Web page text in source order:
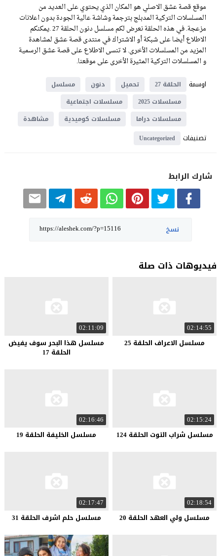
موقع قصة عشق الاصلي هو المكان الذي يحتوي على العديد من
المسلسلات التركية المدبلج بترجمة وشاشة عالية الجودة بدون اعلانات
مزعجة. في هذه الحلقة نعرض لكم مسلسل دنون الحلقة 27 .يمكنكم
الاطلاع أيضا على شبكة أو الاشتراك في منتدى قصة عشق لمشاهدة
المزيد من المسلسلات الأخرى. لا تنسى الاطلاع على قصة عشق الرسمية
و المسلسلات التركية المثيرة الأخرى على موقعنا.
اوسمة
الحلقة 27 تحميل دنون
مسلسل
مسلسلات 2025
مسلسلات اجتماعية
مسلسلات دراما
مسلسلات كوميدية مشاهدة
تصنيفات Uncategorized
شارك الرابط
نسخ
فيديوهات ذات صلة
02:14:55
مسلسل الاعراف الحلقة 25
02:11:09
مسلسل هذا البحر سوف يفيض
الحلقة 17
02:15:24
مسلسل شراب التوت الحلقة 124
02:16:46
مسلسل الخليفة الحلقة 19
02:18:54
مسلسل ولي العهد الحلقة 20
02:17:47
مسلسل حلم اشرف الحلقة 31